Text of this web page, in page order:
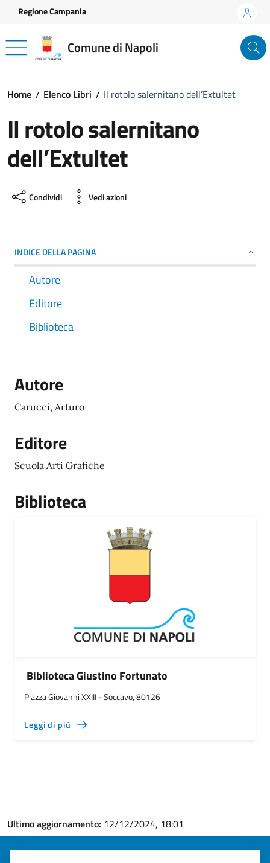
Vai ai contenuti
Vai al footer
Regione Campania
Comune di Napoli
Home Elenco Libri Il rotolo salernitano dell’Extultet
Il rotolo salernitano
dell’Extultet
Condividi Vedi azioni
INDICE DELLA PAGINA
Autore
Editore
Biblioteca
Autore
Carucci, Arturo
Editore
Scuola Arti Grafiche
Biblioteca
Biblioteca Giustino Fortunato
Piazza Giovanni XXIII - Soccavo, 80126
Leggi di più
Ultimo aggiornamento: 12/12/2024, 18:01